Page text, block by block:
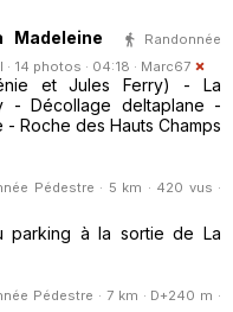
Madeleine
Randonnée
14 photos · 04:18 · Marc67
et Jules Ferry) - La
- Décollage deltaplane -
Roche des Hauts Champs
Pédestre · 5 km · 420 vus ·
parking à la sortie de La
Pédestre · 7 km · D+240 m ·